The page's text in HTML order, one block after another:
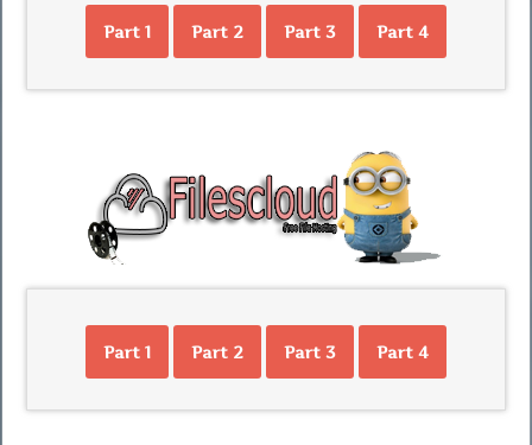
Part 1 Part 2 Part 3 Part 4
Part 1 Part 2 Part 3 Part 4